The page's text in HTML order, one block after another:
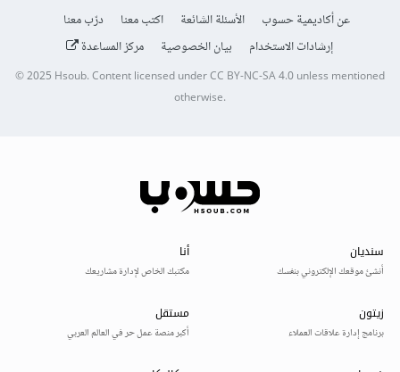
عن أكاديمية حسوب الأسئلة الشائعة اكتب معنا
درّب معنا
إرشادات الاستخدام
بيان الخصوصية مركز المساعدة
© 2025Hsoub.Content licensed underCC BY-NC-SA 4.0unless mentioned
otherwise.